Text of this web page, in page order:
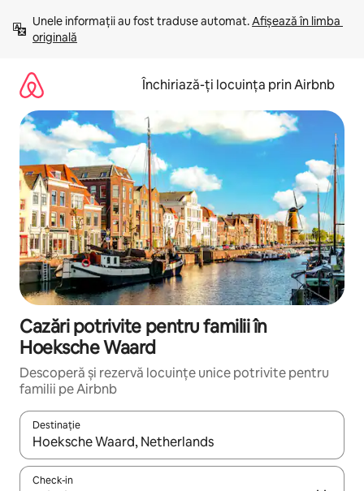
mergi
conținut
Unele informații au fost traduse automat. Afișează în limba
originală
Închiriază-ți locuința prin Airbnb
Cazări potrivite pentru familii în
Hoeksche Waard
Descoperă și rezervă locuințe unice potrivite pentru
familii pe Airbnb
Destinație
Când se încarcă rezultatele, navighează folosind tastele
Check-in